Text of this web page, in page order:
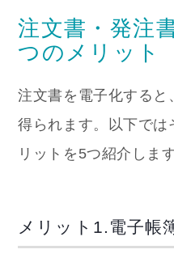
注文書・発注
つのメリット
注文書を電子化する
得られます。以下では
リットを5つ紹介します
メリット1.電子帳